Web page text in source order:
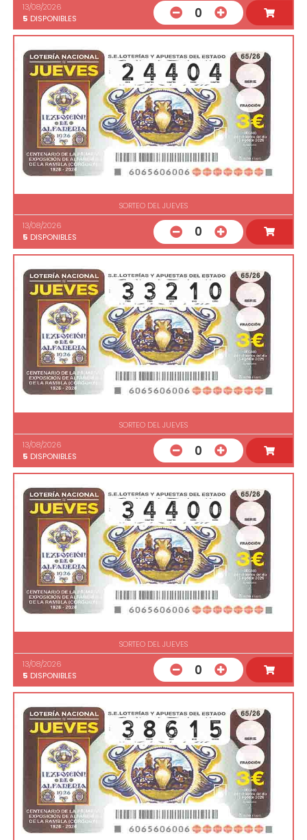
13/08/2026
5 DISPONIBLES 0
SORTEO DEL JUEVES
13/08/2026
5 DISPONIBLES 0
SORTEO DEL JUEVES
13/08/2026
5 DISPONIBLES 0
SORTEO DEL JUEVES
13/08/2026
5 DISPONIBLES 0